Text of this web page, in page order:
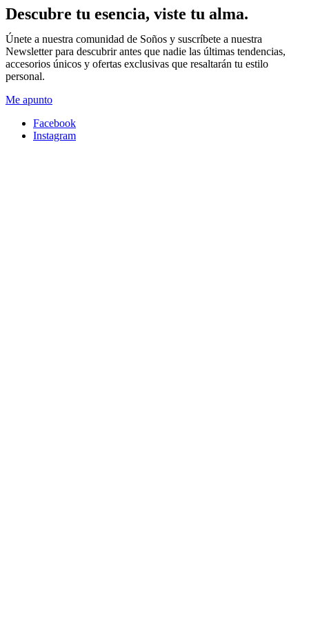
Descubre tu esencia, viste tu alma.
Únete a nuestra comunidad de Soños y suscríbete a nuestra
Newsletter para descubrir antes que nadie las últimas tendencias,
accesorios únicos y ofertas exclusivas que resaltarán tu estilo
personal.
Me apunto
Facebook
Instagram